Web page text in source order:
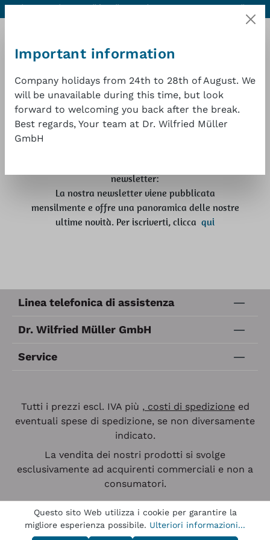
Aiuto e contatti Qualità eccellente a un buon prezzo
1 anno di
Ultime notizie
newsletter:
La nostra newsletter viene pubblicata
mensilmente e offre una panoramica delle nostre
ultime novità. Per iscriverti, clicca qui
Linea telefonica di assistenza
Dr. Wilfried Müller GmbH
Service
Tutti i prezzi escl. IVA più , costi di spedizioneed
eventuali spese di spedizione, se non diversamente
indicato.
La vendita dei nostri prodotti si svolge
esclusivamente ad acquirenti commerciali e non a
consumatori.
Questo sito Web utilizza i cookie per garantire la
migliore esperienza possibile. Ulteriori informazioni...
Important information
Company holidays from 24th to 28th of August. We
will be unavailable during this time, but look
forward to welcoming you back after the break.
Best regards, Your team at Dr. Wilfried Müller
GmbH